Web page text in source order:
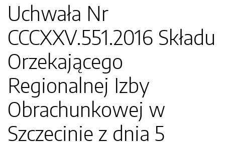
Uchwała Nr
CCCXXV.551.2016 Składu
Orzekającego
Regionalnej Izby
Obrachunkowej w
Szczecinie z dnia 5